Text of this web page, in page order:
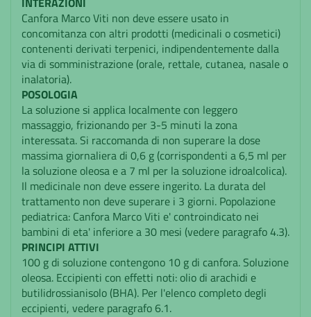
Canfora Marco Viti non deve essere usato in
concomitanza con altri prodotti (medicinali o cosmetici)
contenenti derivati terpenici, indipendentemente dalla
via di somministrazione (orale, rettale, cutanea, nasale o
inalatoria).
POSOLOGIA
La soluzione si applica localmente con leggero
massaggio, frizionando per 3-5 minuti la zona
interessata. Si raccomanda di non superare la dose
massima giornaliera di 0,6 g (corrispondenti a 6,5 ml per
la soluzione oleosa e a 7 ml per la soluzione idroalcolica).
Il medicinale non deve essere ingerito. La durata del
trattamento non deve superare i 3 giorni. Popolazione
pediatrica: Canfora Marco Viti e' controindicato nei
bambini di eta' inferiore a 30 mesi (vedere paragrafo 4.3).
PRINCIPI ATTIVI
100 g di soluzione contengono 10 g di canfora. Soluzione
oleosa. Eccipienti con effetti noti: olio di arachidi e
butilidrossianisolo (BHA). Per l'elenco completo degli
eccipienti, vedere paragrafo 6.1.